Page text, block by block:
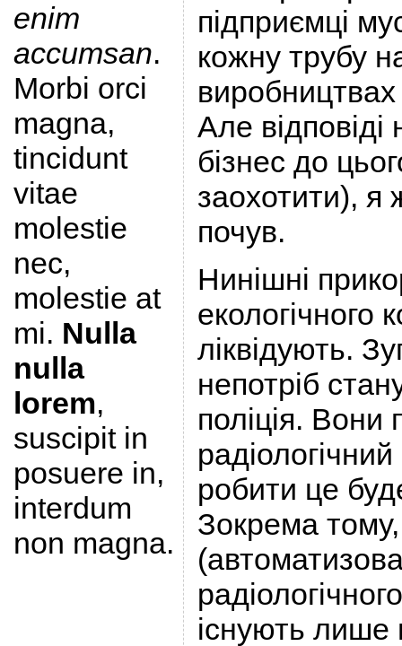
enim
accumsan.
Morbi orci
magna,
tincidunt
vitae
molestie
nec,
molestie at
mi. Nulla
nulla
lorem,
suscipit in
posuere in,
interdum
non magna.
підприємці
кожну трубу
Але
бізнес до
заохотити), я
почув.
Нинішні
екологічного
ліквідують.
непотріб
поліція. Вони
робити це
Зокрема
існують лише